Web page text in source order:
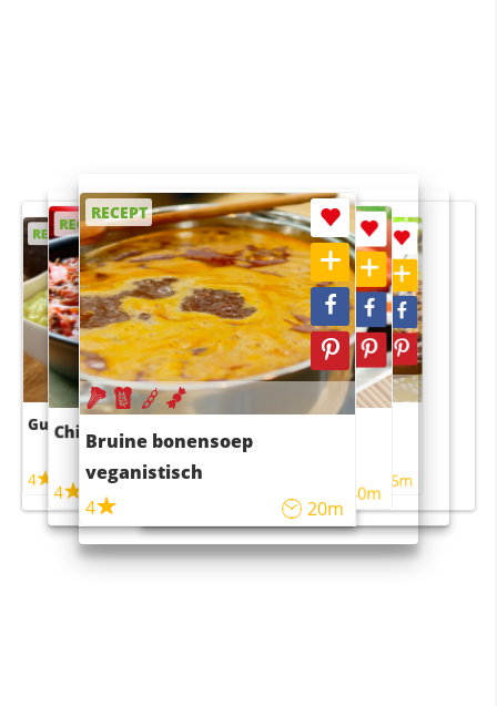
RECEPT
Guacamole
4
RECEPT
Chili con carne
4 45m
RECEPT
Bruine bonensoep
veganistisch
4
20m
RECEPT
Sushi rijstsalade
maaltijdsalade
40m
RECEPT
4 55m